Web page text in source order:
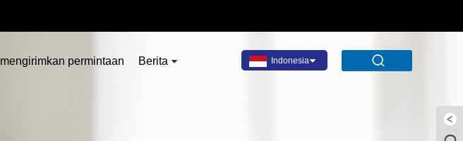
Indonesia
mengirimkan permintaan Berita